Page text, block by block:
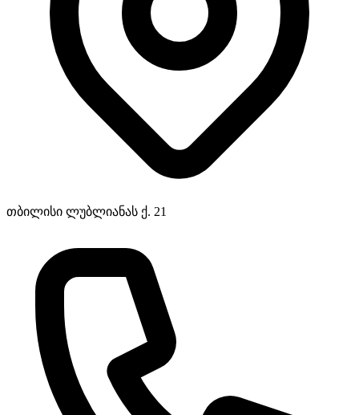
თბილისი ლუბლიანას ქ. 21